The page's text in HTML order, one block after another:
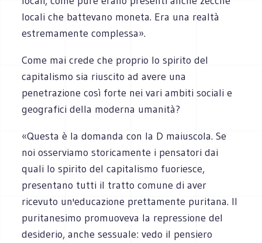
locali che battevano moneta. Era una realtà
estremamente complessa».
Come mai crede che proprio lo spirito del
capitalismo sia riuscito ad avere una
penetrazione così forte nei vari ambiti sociali e
geografici della moderna umanità?
«Questa è la domanda con la D maiuscola. Se
noi osserviamo storicamente i pensatori dai
quali lo spirito del capitalismo fuoriesce,
presentano tutti il tratto comune di aver
ricevuto un'educazione prettamente puritana. Il
puritanesimo promuoveva la repressione del
desiderio, anche sessuale: vedo il pensiero